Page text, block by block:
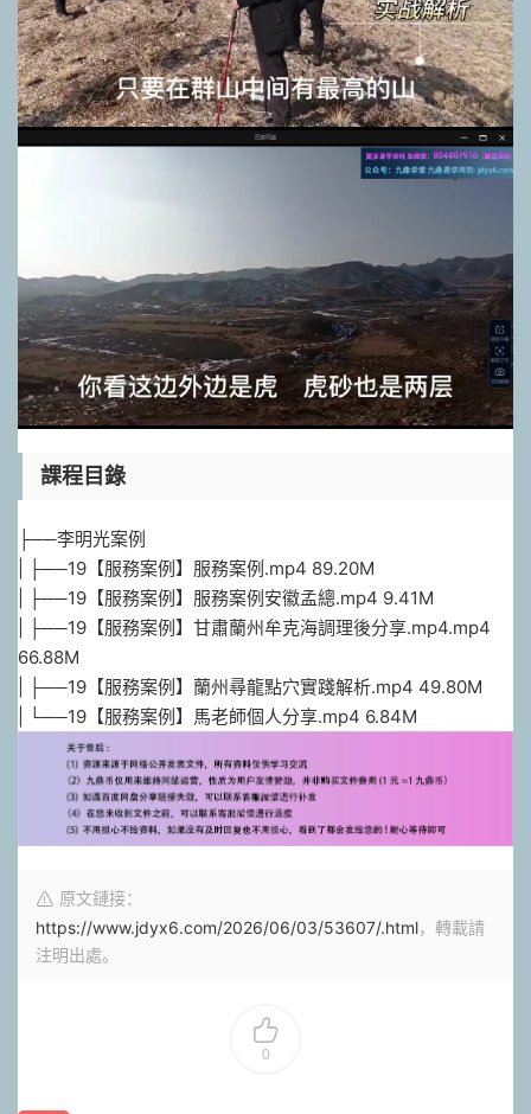
課程目錄
├──李明光案例
| ├──19【服務案例】服務案例.mp4 89.20M
| ├──19【服務案例】服務案例安徽孟總.mp4 9.41M
| ├──19【服務案例】甘肅蘭州牟克海調理後分享.mp4.mp4
66.88M
| ├──19【服務案例】蘭州尋龍點穴實踐解析.mp4 49.80M
| └──19【服務案例】馬老師個人分享.mp4 6.84M
原文鏈接：
https://www.jdyx6.com/2026/06/03/53607/.html，轉載請
注明出處。
0